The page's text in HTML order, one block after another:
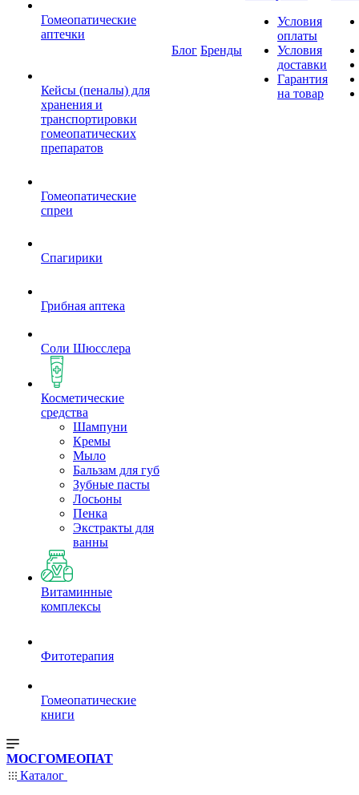
Гомеопатические
аптечки
Кейсы (пеналы) для
хранения и
транспортировки
гомеопатических
препаратов
Гомеопатические
спреи
Спагирики
Грибная аптека
Соли Шюсслера
Косметические
средства
Шампуни
Кремы
Мыло
Бальзам для губ
Зубные пасты
Лосьоны
Пенка
Экстракты для
ванны
Витаминные
комплексы
Фитотерапия
Гомеопатические
книги
Блог Бренды
Условия
оплаты
Условия
доставки
Гарантия
на товар
МОСГОМЕОПАТ
Каталог